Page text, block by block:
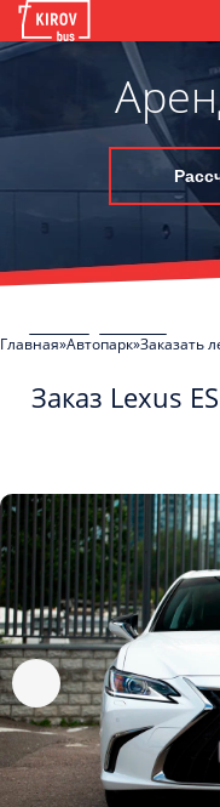
Главная Автопарк Заказать
Заказ Lexus
обработку